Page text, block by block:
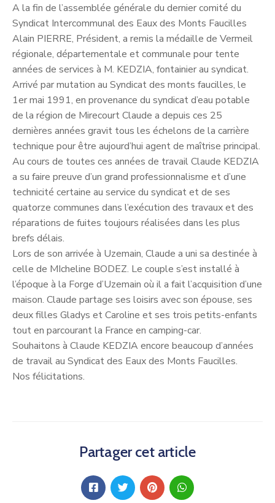
A la fin de l’assemblée générale du dernier comité du
Syndicat Intercommunal des Eaux des Monts Faucilles
Alain PIERRE, Président, a remis la médaille de Vermeil
régionale, départementale et communale pour tente
années de services à M. KEDZIA, fontainier au syndicat.
Arrivé par mutation au Syndicat des monts faucilles, le
1er mai 1991, en provenance du syndicat d’eau potable
de la région de Mirecourt Claude a depuis ces 25
dernières années gravit tous les échelons de la carrière
technique pour être aujourd’hui agent de maîtrise principal.
Au cours de toutes ces années de travail Claude KEDZIA
a su faire preuve d’un grand professionnalisme et d’une
technicité certaine au service du syndicat et de ses
quatorze communes dans l’exécution des travaux et des
réparations de fuites toujours réalisées dans les plus
brefs délais.
Lors de son arrivée à Uzemain, Claude a uni sa destinée à
celle de MIcheline BODEZ. Le couple s’est installé à
l’époque à la Forge d’Uzemain où il a fait l’acquisition d’une
maison. Claude partage ses loisirs avec son épouse, ses
deux filles Gladys et Caroline et ses trois petits-enfants
tout en parcourant la France en camping-car.
Souhaitons à Claude KEDZIA encore beaucoup d’années
de travail au Syndicat des Eaux des Monts Faucilles.
Nos félicitations.
Partager cet article